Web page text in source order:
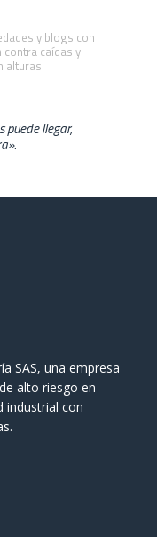
y blogs con
caídas y
alturas.
puede llegar,
SAS, una empresa
alto riesgo en
industrial con